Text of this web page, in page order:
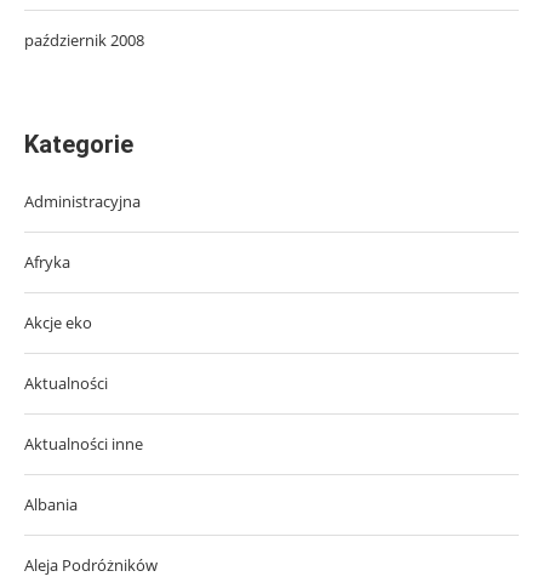
październik 2008
Kategorie
Administracyjna
Afryka
Akcje eko
Aktualności
Aktualności inne
Albania
Aleja Podróżników